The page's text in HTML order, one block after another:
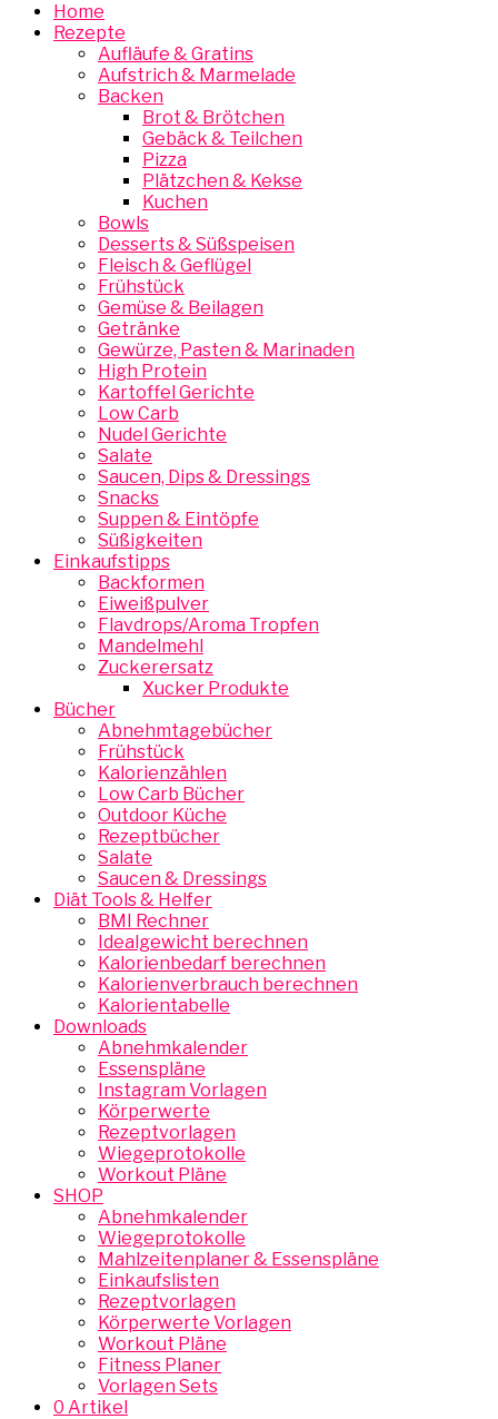
Home
Rezepte
Aufläufe & Gratins
Aufstrich & Marmelade
Backen
Brot & Brötchen
Gebäck & Teilchen
Pizza
Plätzchen & Kekse
Kuchen
Bowls
Desserts & Süßspeisen
Fleisch & Geflügel
Frühstück
Gemüse & Beilagen
Getränke
Gewürze, Pasten & Marinaden
High Protein
Kartoffel Gerichte
Low Carb
Nudel Gerichte
Salate
Saucen, Dips & Dressings
Snacks
Suppen & Eintöpfe
Süßigkeiten
Einkaufstipps
Backformen
Eiweißpulver
Flavdrops/Aroma Tropfen
Mandelmehl
Zuckerersatz
Xucker Produkte
Bücher
Abnehmtagebücher
Frühstück
Kalorienzählen
Low Carb Bücher
Outdoor Küche
Rezeptbücher
Salate
Saucen & Dressings
Diät Tools & Helfer
BMI Rechner
Idealgewicht berechnen
Kalorienbedarf berechnen
Kalorienverbrauch berechnen
Kalorientabelle
Downloads
Abnehmkalender
Essenspläne
Instagram Vorlagen
Körperwerte
Rezeptvorlagen
Wiegeprotokolle
Workout Pläne
SHOP
Abnehmkalender
Wiegeprotokolle
Mahlzeitenplaner & Essenspläne
Einkaufslisten
Rezeptvorlagen
Körperwerte Vorlagen
Workout Pläne
Fitness Planer
Vorlagen Sets
0 Artikel